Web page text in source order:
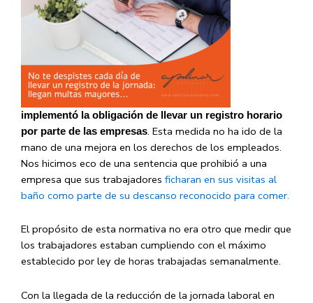
implementó la obligación de llevar un registro horario
por parte de las empresas. Esta medida no ha ido de la
mano de una mejora en los derechos de los empleados.
Nos hicimos eco de una sentencia que prohibió a una
empresa que sus trabajadores ficharan en sus visitas al
baño como parte de su descanso reconocido para comer.
El propósito de esta normativa no era otro que medir que
los trabajadores estaban cumpliendo con el máximo
establecido por ley de horas trabajadas semanalmente.
Con la llegada de la reducción de la jornada laboral en